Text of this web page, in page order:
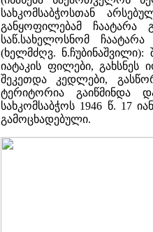
სახკომსაბჭოსთან
განყოფილებამ ჩაატარა
საწ.სახელოსნომ
(ხელმძღვ.
იატაკის ფილები,
შეკეთდა კედლები,
ტერიტორია გაიწმინდა
სახკომსაბჭოს 1946 წ. 17
გამოცხადებული.